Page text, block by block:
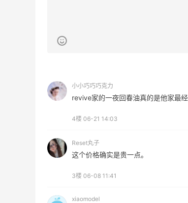
小小巧巧巧克力
revive家的一夜回春油真的是他家最
4楼 06-21 14:03
Reset丸子
这个价格确实是贵一点。
3楼 06-08 11:41
xiaomodel
满$200享8.5折优惠+部分送好礼
Bloomingdales
Mytheresa：折扣区时尚上新热卖 关
享额外9折
Mytheresa
Macy's：Lancome 兰蔻美妆大促低
低门槛入手7件套